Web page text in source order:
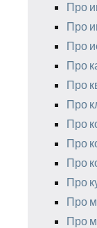
Про
Про
Про
Про
Про
Про
Про
Про
Про
Про
Про
Про